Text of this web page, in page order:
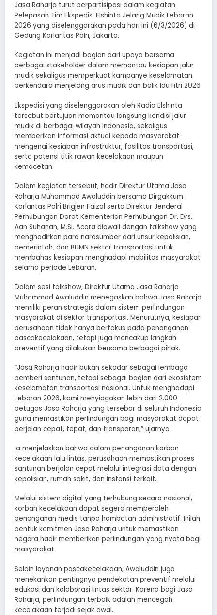
Jasa Raharja turut berpartisipasi dalam kegiatan
Pelepasan Tim Ekspedisi Elshinta Jelang Mudik Lebaran
2026 yang diselenggarakan pada hari ini (6/3/2026) di
Gedung Korlantas Polri, Jakarta.
Kegiatan ini menjadi bagian dari upaya bersama
berbagai stakeholder dalam memantau kesiapan jalur
mudik sekaligus memperkuat kampanye keselamatan
berkendara menjelang arus mudik dan balik Idulfitri 2026.
Ekspedisi yang diselenggarakan oleh Radio Elshinta
tersebut bertujuan memantau langsung kondisi jalur
mudik di berbagai wilayah Indonesia, sekaligus
memberikan informasi aktual kepada masyarakat
mengenai kesiapan infrastruktur, fasilitas transportasi,
serta potensi titik rawan kecelakaan maupun
kemacetan.
Dalam kegiatan tersebut, hadir Direktur Utama Jasa
Raharja Muhammad Awaluddin bersama Dirgakkum
Korlantas Polri Brigjen Faizal serta Direktur Jenderal
Perhubungan Darat Kementerian Perhubungan Dr. Drs.
Aan Suhanan, M.Si. Acara diawali dengan talkshow yang
menghadirkan para narasumber dari unsur kepolisian,
pemerintah, dan BUMN sektor transportasi untuk
membahas kesiapan menghadapi mobilitas masyarakat
selama periode Lebaran.
Dalam sesi talkshow, Direktur Utama Jasa Raharja
Muhammad Awaluddin menegaskan bahwa Jasa Raharja
memiliki peran strategis dalam sistem perlindungan
masyarakat di sektor transportasi. Menurutnya, kesiapan
perusahaan tidak hanya berfokus pada penanganan
pascakecelakaan, tetapi juga mencakup langkah
preventif yang dilakukan bersama berbagai pihak.
“Jasa Raharja hadir bukan sekadar sebagai lembaga
pemberi santunan, tetapi sebagai bagian dari ekosistem
keselamatan transportasi nasional. Untuk menghadapi
Lebaran 2026, kami menyiagakan lebih dari 2.000
petugas Jasa Raharja yang tersebar di seluruh Indonesia
guna memastikan perlindungan bagi masyarakat dapat
berjalan cepat, tepat, dan transparan,” ujarnya.
Ia menjelaskan bahwa dalam penanganan korban
kecelakaan lalu lintas, perusahaan memastikan proses
santunan berjalan cepat melalui integrasi data dengan
kepolisian, rumah sakit, dan instansi terkait.
Melalui sistem digital yang terhubung secara nasional,
korban kecelakaan dapat segera memperoleh
penanganan medis tanpa hambatan administratif. Inilah
bentuk komitmen Jasa Raharja untuk memastikan
negara hadir memberikan perlindungan yang nyata bagi
masyarakat.
Selain layanan pascakecelakaan, Awaluddin juga
menekankan pentingnya pendekatan preventif melalui
edukasi dan kolaborasi lintas sektor. Karena bagi Jasa
Raharja, perlindungan terbaik adalah mencegah
kecelakaan terjadi sejak awal.